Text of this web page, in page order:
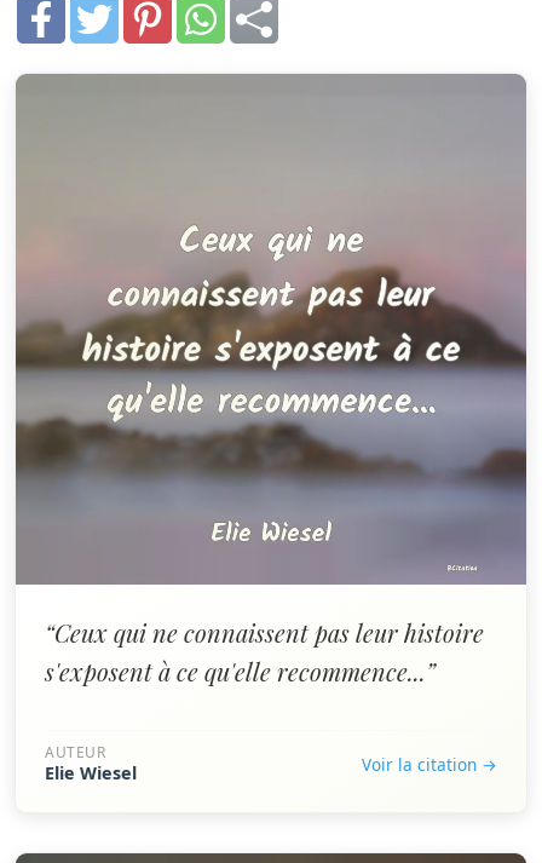
“Ceux qui ne connaissent pas leur histoire
s'exposent à ce qu'elle recommence...”
AUTEUR
Elie Wiesel Voir la citation →